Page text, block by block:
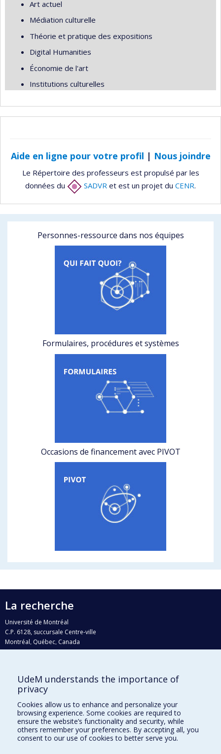
Art actuel
Médiation culturelle
Théorie et pratique des expositions
Digital Humanities
Économie de l'art
Institutions culturelles
Aide en ligne pour votre profil | Nous joindre
Le Répertoire des professeurs est propulsé par les
données du
SADVR et est un projet du CENR.
Personnes-ressource dans nos équipes
Formulaires, procédures et systèmes
Occasions de financement avec PIVOT
La recherche
Université de Montréal
C.P. 6128, succursale Centre-ville
Montréal, Québec, Canada
H3C 3J7
Qui fait quoi?
Nous trouver
Plan du site
Accessibilité
UdeM understands the importance of
privacy
Cookies allow us to enhance and personalize your
browsing experience. Some cookies are required to
ensure the website’s functionality and security, while
others remember your preferences. By accepting all, you
consent to our use of cookies to better serve you.